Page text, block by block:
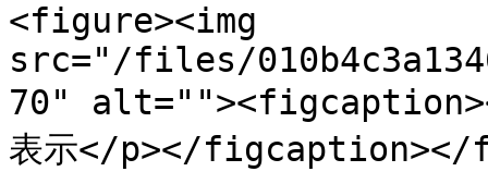
<figure><img
src="/files/
70"
表示</p></